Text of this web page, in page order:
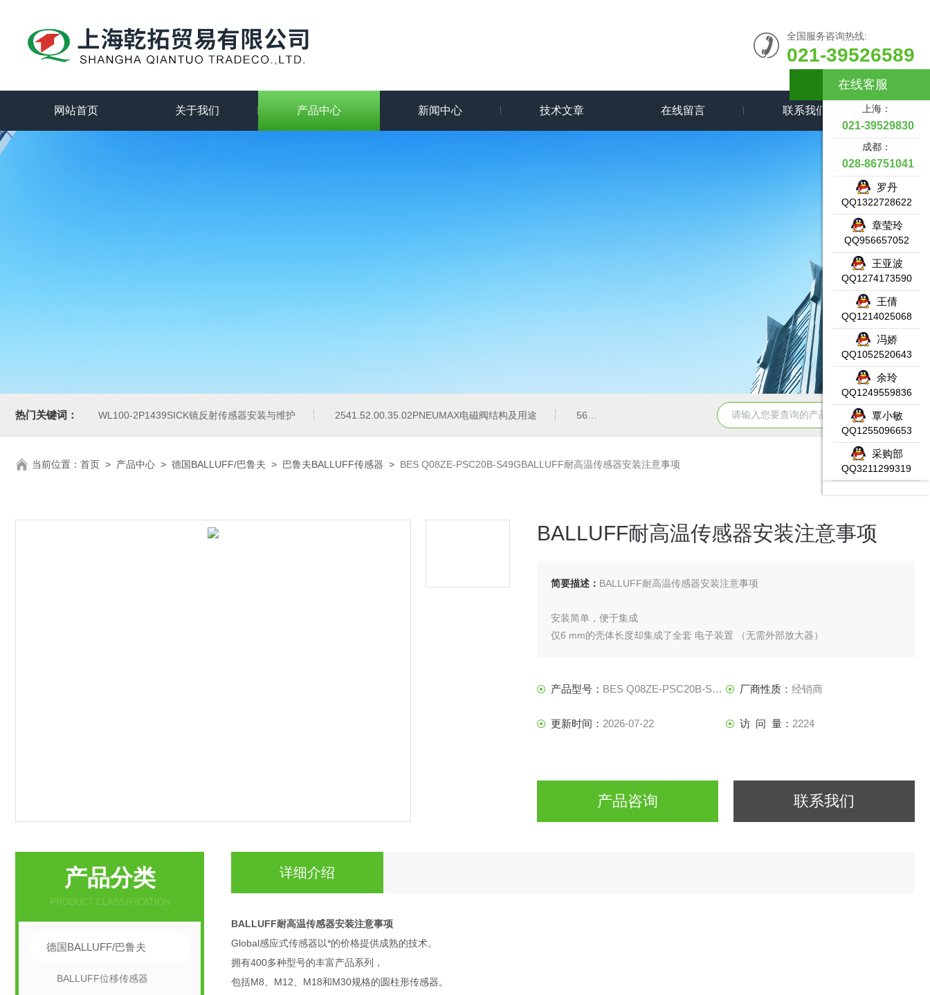
全国服务咨询热线:
021-39526589
网站首页 关于我们 产品中心 新闻中心 技术文章 在线留言 联系我们
热门关键词： WL100-2P1439SICK镜反射传感器安装与维护 2541.52.00.35.02PNEUMAX电磁阀结构及用途 56C-13-611JA概述MAC比例压力控制阀本体材质 6ES7331-7KF02-
当前位置： 首页 > 产品中心 > 德国BALLUFF/巴鲁夫 > 巴鲁夫BALLUFF传感器 > BES Q08ZE-PSC20B-S49GBALLUFF耐高温传感器安装注意事项
BALLUFF耐高温传感器安装注意事项
简要描述： BALLUFF耐高温传感器安装注意事项
安装简单，便于集成
仅6 mm的壳体长度却集成了全套 电子装置 （无需外部放大器）
产品型号： BES Q08ZE-PSC20B-S49G 厂商性质： 经销商
更新时间： 2026-07-22 访 问 量： 2224
产品咨询 联系我们
产品分类
PRODUCT CLASSIFICATION
德国BALLUFF/巴鲁夫
BALLUFF位移传感器
详细介绍
BALLUFF耐高温传感器安装注意事项
Global感应式传感器以*的价格提供成熟的技术。
拥有400多种型号的丰富产品系列，
包括M8、M12、M18和M30规格的圆柱形传感器。
在线客服
上海：
021-39529830
成都：
028-86751041
罗丹
QQ1322728622
章莹玲
QQ956657052
王亚波
QQ1274173590
王倩
QQ1214025068
冯娇
QQ1052520643
余玲
QQ1249559836
覃小敏
QQ1255096653
采购部
QQ3211299319